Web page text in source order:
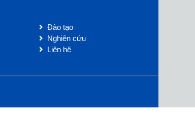
Đào tạo
Nghiên cứu
Liên hệ